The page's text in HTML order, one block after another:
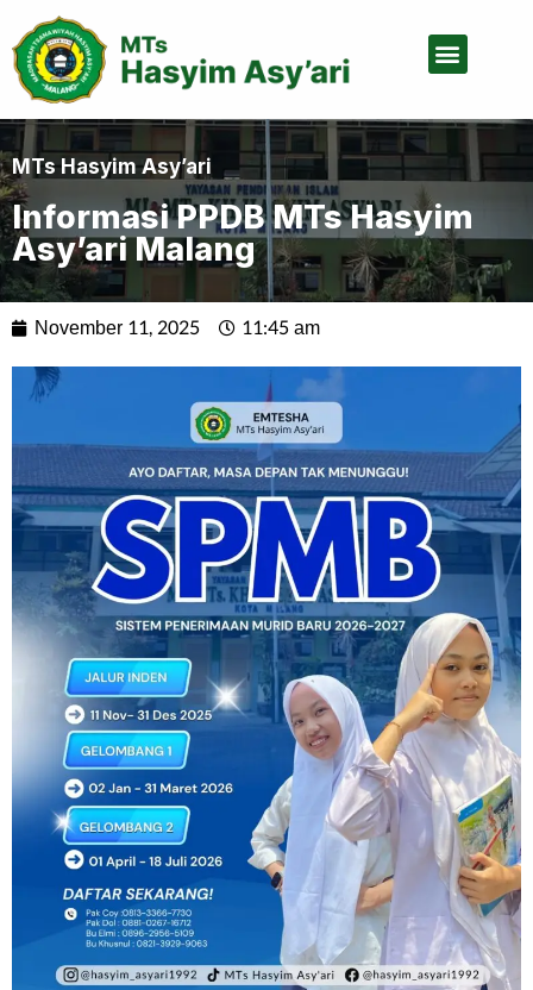
MTs Hasyim Asy’ari
Informasi PPDB MTs Hasyim
Asy’ari Malang
November 11, 2025 11:45 am